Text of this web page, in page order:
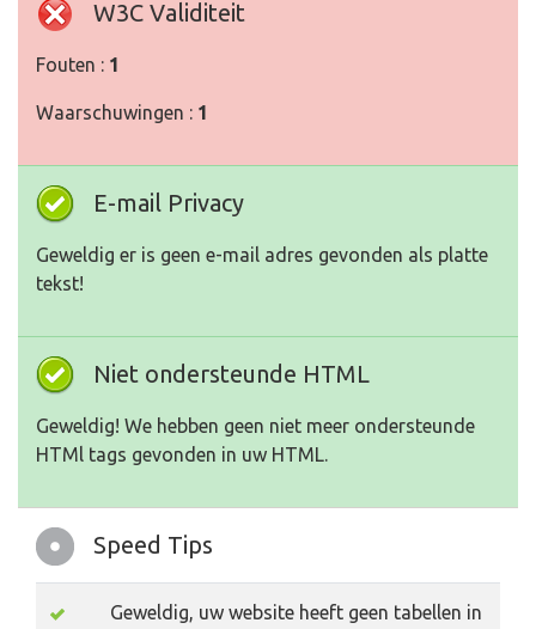
W3C Validiteit
Fouten : 1
Waarschuwingen : 1
E-mail Privacy
Geweldig er is geen e-mail adres gevonden als platte
tekst!
Niet ondersteunde HTML
Geweldig! We hebben geen niet meer ondersteunde
HTMl tags gevonden in uw HTML.
Speed Tips
Geweldig, uw website heeft geen tabellen in